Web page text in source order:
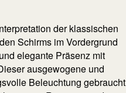
der klassischen
Schirms im Vordergrund
elegante Präsenz mit
ausgewogene und
Beleuchtung gebraucht